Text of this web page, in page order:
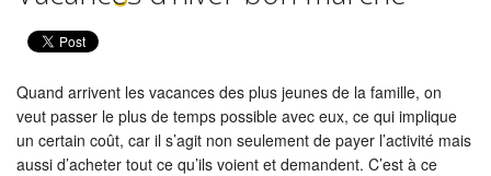
Quand arrivent les vacances des plus jeunes de la famille, on
veut passer le plus de temps possible avec eux, ce qui implique
un certain coût, car il s’agit non seulement de payer l’activité mais
aussi d’acheter tout ce qu’ils voient et demandent. C’est à ce